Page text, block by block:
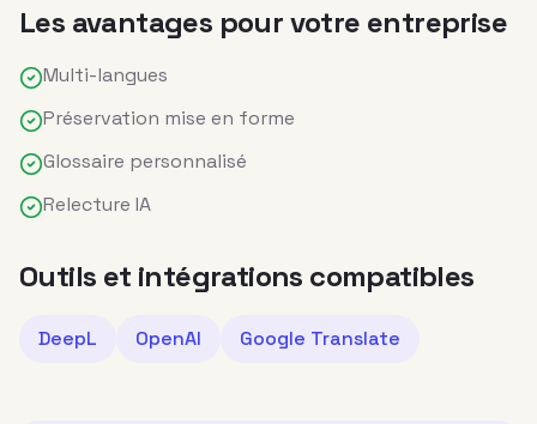
Les avantages pour votre entreprise
Multi-langues
Préservation mise en forme
Glossaire personnalisé
Relecture IA
Outils et intégrations compatibles
DeepL OpenAI Google Translate